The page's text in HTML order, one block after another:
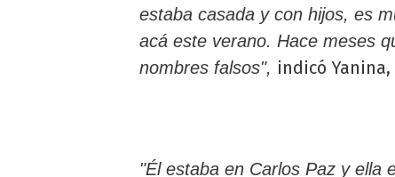
estaba casada y con hijos, es
acá este verano. Hace meses
nombres falsos", indicó
"Él estaba en Carlos Paz y ella